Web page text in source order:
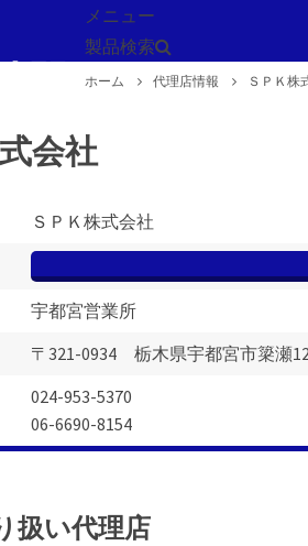
メニュー
製品検索
ホーム 代理店情報 ＳＰＫ株
会社
ＳＰＫ株式会社
宇都宮営業所
〒321-0934 栃木県宇都宮市簗瀬
024-953-5370
06-6690-8154
扱い代理店